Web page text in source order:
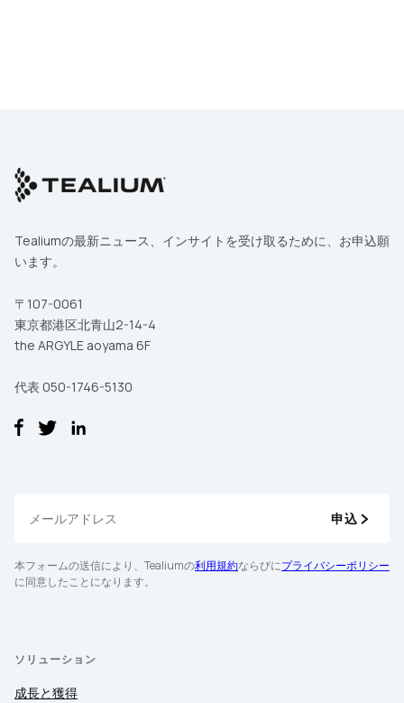
国
お問い合わせ内容
本フォームの送信により、Tealiumの
リシーに同意したことになります。
送信
Tealiumの最新ニュース、インサイトを受け取るために、お申込願
います。
〒107-0061
東京都港区北青山2-14-4
the ARGYLE aoyama 6F
代表 050-1746-5130
申込
本フォームの送信により、Tealiumの利用規約ならびにプライバシーポリシー
に同意したことになります。
ソリューション
成長と獲得